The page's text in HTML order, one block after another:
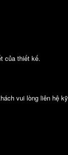
của thiết kế.
vui lòng liên hệ